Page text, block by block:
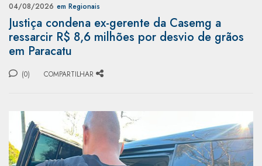
04/08/2026 em Regionais
Justiça condena ex-gerente da Casemg a
ressarcir R$ 8,6 milhões por desvio de grãos
em Paracatu
(0) COMPARTILHAR